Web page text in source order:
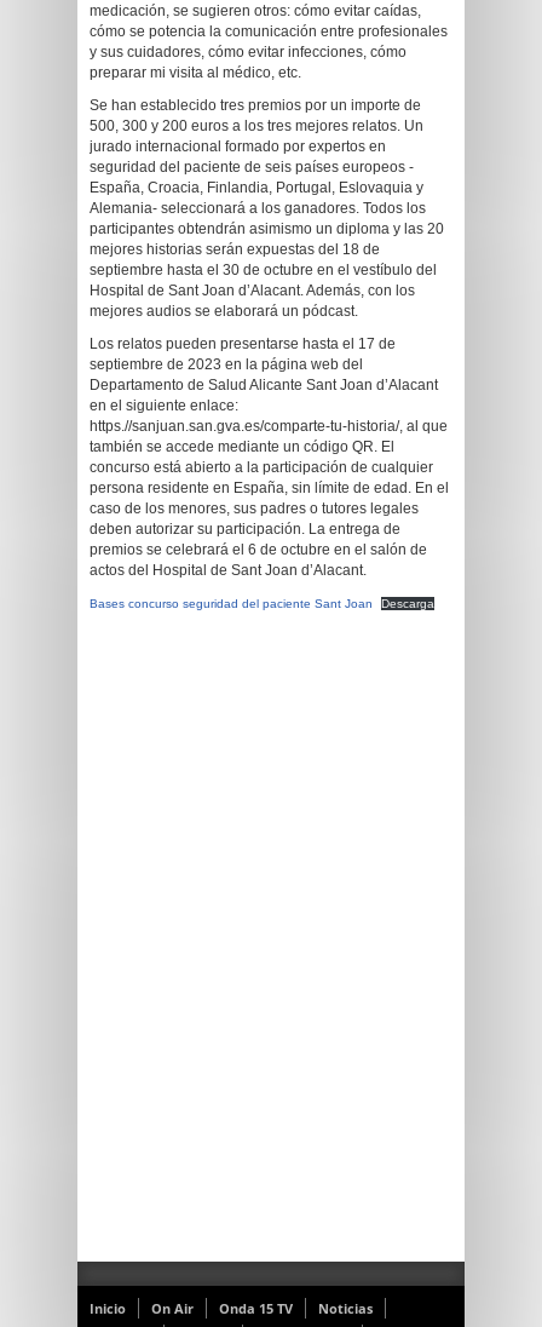
medicación, se sugieren otros: cómo evitar caídas,
cómo se potencia la comunicación entre profesionales
y sus cuidadores, cómo evitar infecciones, cómo
preparar mi visita al médico, etc.
Se han establecido tres premios por un importe de
500, 300 y 200 euros a los tres mejores relatos. Un
jurado internacional formado por expertos en
seguridad del paciente de seis países europeos -
España, Croacia, Finlandia, Portugal, Eslovaquia y
Alemania- seleccionará a los ganadores. Todos los
participantes obtendrán asimismo un diploma y las 20
mejores historias serán expuestas del 18 de
septiembre hasta el 30 de octubre en el vestíbulo del
Hospital de Sant Joan d’Alacant. Además, con los
mejores audios se elaborará un pódcast.
Los relatos pueden presentarse hasta el 17 de
septiembre de 2023 en la página web del
Departamento de Salud Alicante Sant Joan d’Alacant
en el siguiente enlace:
https.//sanjuan.san.gva.es/comparte-tu-historia/, al que
también se accede mediante un código QR. El
concurso está abierto a la participación de cualquier
persona residente en España, sin límite de edad. En el
caso de los menores, sus padres o tutores legales
deben autorizar su participación. La entrega de
premios se celebrará el 6 de octubre en el salón de
actos del Hospital de Sant Joan d’Alacant.
Bases concurso seguridad del paciente Sant Joan Descarga
Inicio On Air Onda 15 TV
Noticias